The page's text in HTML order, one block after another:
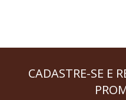
CADASTRE-SE E